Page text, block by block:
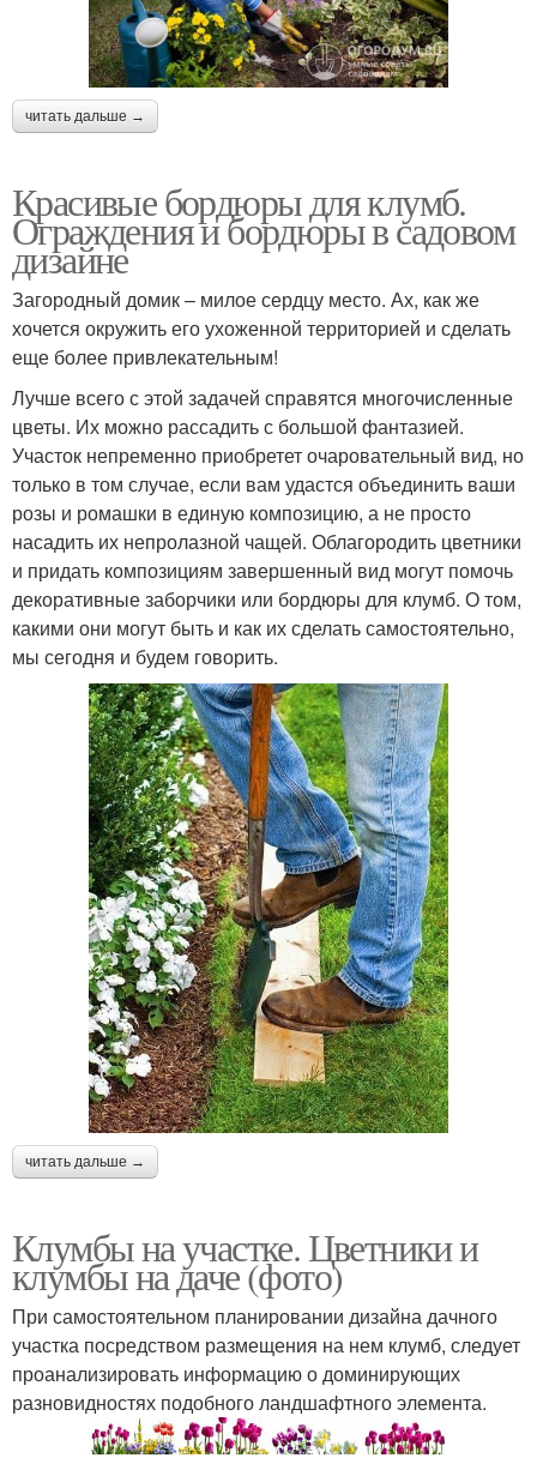
читать дальше →
Красивые бордюры для клумб.
Ограждения и бордюры в садовом
дизайне
Загородный домик – милое сердцу место. Ах, как же
хочется окружить его ухоженной территорией и сделать
еще более привлекательным!
Лучше всего с этой задачей справятся многочисленные
цветы. Их можно рассадить с большой фантазией.
Участок непременно приобретет очаровательный вид, но
только в том случае, если вам удастся объединить ваши
розы и ромашки в единую композицию, а не просто
насадить их непролазной чащей. Облагородить цветники
и придать композициям завершенный вид могут помочь
декоративные заборчики или бордюры для клумб. О том,
какими они могут быть и как их сделать самостоятельно,
мы сегодня и будем говорить.
читать дальше →
Клумбы на участке. Цветники и
клумбы на даче (фото)
При самостоятельном планировании дизайна дачного
участка посредством размещения на нем клумб, следует
проанализировать информацию о доминирующих
разновидностях подобного ландшафтного элемента.